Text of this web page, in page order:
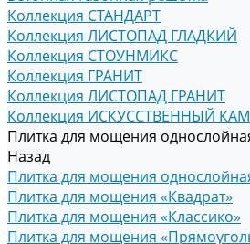
Коллекция СТАНДАРТ
Коллекция ЛИСТОПАД ГЛАДКИЙ
Коллекция СТОУНМИКС
Коллекция ГРАНИТ
Коллекция ЛИСТОПАД ГРАНИТ
Коллекция ИСКУССТВЕННЫЙ
Плитка для мощения
Назад
Плитка для мощения
Плитка для мощения «Квадрат»
Плитка для мощения «Классико»
Плитка для мощения